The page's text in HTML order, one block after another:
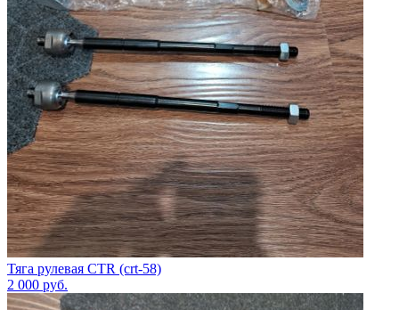
Тяга рулевая CTR (crt-58)
2 000 руб.